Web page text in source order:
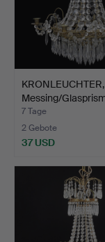
KRONLEUCHTER,
Messing/
Mitte d…
7 Tage
2 Gebote
37 USD